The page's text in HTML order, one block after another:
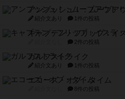
アンブッシュ！：ムーブア
紹介文あり 1件の投稿
キャプテン・フリップ：イ
2件の投稿
ガルフストライク
紹介文あり 1件の投稿
エコーズ・オブ・タイム
8件の投稿